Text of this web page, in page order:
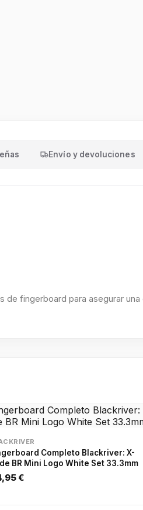
Envío y devoluciones
fingerboard para asegurar
Completo Blackriver: X-
BR Mini Logo White Set 33.3mm
€